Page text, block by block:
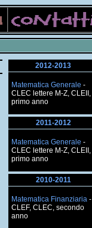
2012-2013
Matematica Generale -
CLEC lettere M-Z, CLEII,
primo anno
2011-2012
Matematica Generale -
CLEC lettere M-Z, CLEII,
primo anno
2010-2011
Matematica Finanziaria -
CLEF, CLEC, secondo
anno